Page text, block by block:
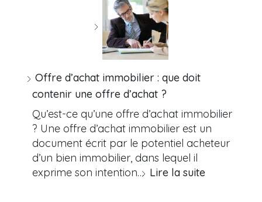
Offre d’achat immobilier : que doit
contenir une offre d’achat ?
Qu’est-ce qu’une offre d’achat immobilier
? Une offre d’achat immobilier est un
document écrit par le potentiel acheteur
d’un bien immobilier, dans lequel il
exprime son intention… Lire la suite